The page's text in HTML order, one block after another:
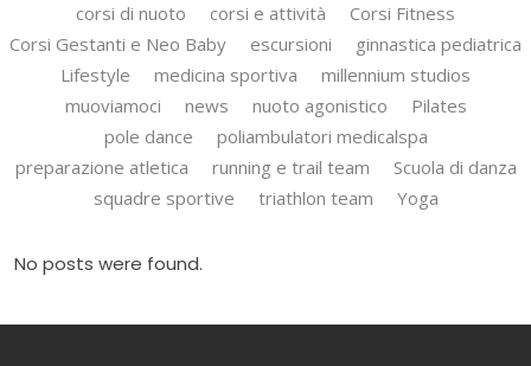
corsi di nuoto
corsi e attività
Corsi Fitness
Corsi Gestanti e Neo Baby
escursioni
ginnastica pediatrica
Lifestyle
medicina sportiva
millennium studios
muoviamoci
news nuoto agonistico
Pilates
pole dance
poliambulatori medicalspa
preparazione atletica
running e trail team
Scuola di danza
squadre sportive
triathlon team Yoga
No posts were found.